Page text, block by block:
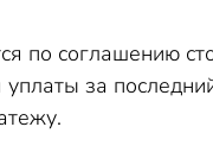
по соглашению
за